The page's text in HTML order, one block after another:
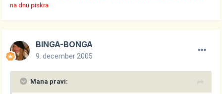
na dnu piskra
BINGA-BONGA
9. december 2005
Mana pravi: